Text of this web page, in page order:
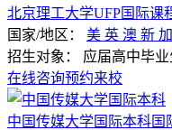
北京理工大学UFP国际课
国家/地区： 美 英 澳 新 加
招生对象： 应届高中毕业
在线咨询预约来校
中国传媒大学国际本科国